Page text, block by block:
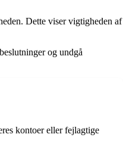
Dette viser vigtigheden af
og undgå
kontoer eller fejlagtige